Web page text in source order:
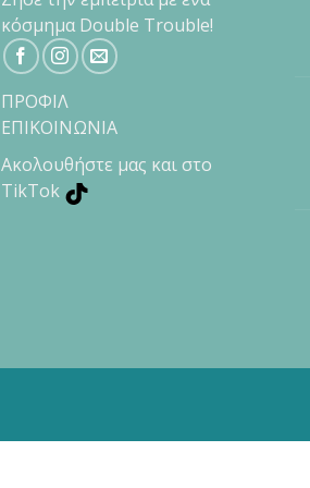
κόσμημα Double Trouble!
ΠΡΟΦΙΛ
ΕΠΙΚΟΙΝΩΝΙΑ
Ακολουθήστε μας και στο
TikTok